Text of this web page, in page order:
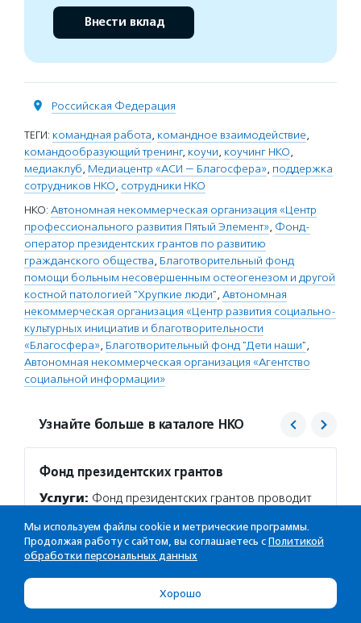
Внести вклад
Российская Федерация
ТЕГИ: командная работа, командное взаимодействие,
командообразующий тренинг, коучи, коучинг НКО,
медиаклуб, Медиацентр «АСИ — Благосфера», поддержка
сотрудников НКО, сотрудники НКО
НКО: Автономная некоммерческая организация «Центр
профессионального развития Пятый Элемент», Фонд-
оператор президентских грантов по развитию
гражданского общества, Благотворительный фонд
помощи больным несовершенным остеогенезом и другой
костной патологией "Хрупкие люди", Автономная
некоммерческая организация «Центр развития социально-
культурных инициатив и благотворительности
«Благосфера», Благотворительный фонд "Дети наши",
Автономная некоммерческая организация «Агентство
социальной информации»
Узнайте больше в каталоге НКО
Фонд президентских грантов
Услуги: Фонд президентских грантов проводит
(в целях софинансирования расходов
на оказание поддержки СО НКО), предлагает
по социальному проектированию, проводит…
с
Мы используем файлы cookie и метрические программы.
Продолжая работу с сайтом, вы соглашаетесь с Политикой
обработки персональных данных
Хорошо